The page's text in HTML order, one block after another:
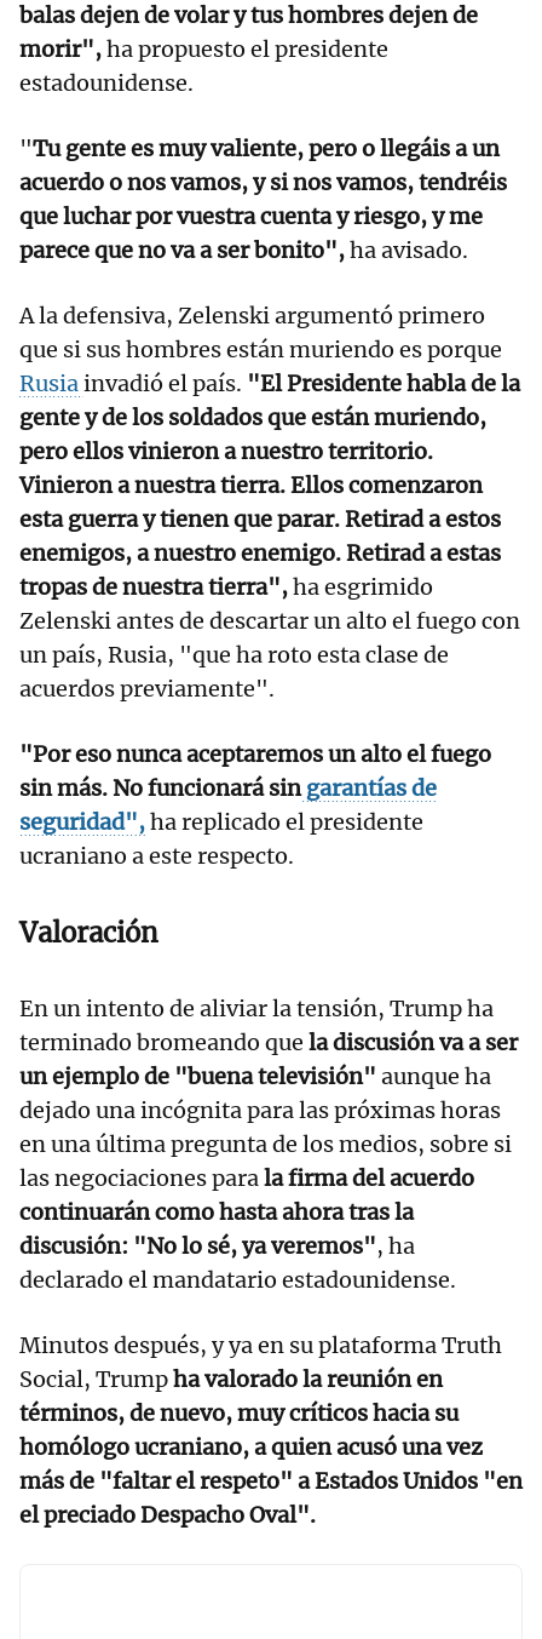
balas dejen de volar y tus hombres dejen de
morir",ha propuesto el presidente
estadounidense.
"Tu gente es muy valiente, pero o llegáis a un
acuerdo o nos vamos, y si nos vamos, tendréis
que luchar por vuestra cuenta y riesgo, y me
parece que no va a ser bonito",ha avisado.
A la defensiva, Zelenski argumentó primero
que si sus hombres están muriendo es porque
Rusiainvadió el país. "El Presidente habla de la
gente y de los soldados que están muriendo,
pero ellos vinieron a nuestro territorio.
Vinieron a nuestra tierra. Ellos comenzaron
esta guerra y tienen que parar. Retirad a estos
enemigos, a nuestro enemigo. Retirad a estas
tropas de nuestra tierra",ha esgrimido
Zelenski antes de descartar un alto el fuego con
un país, Rusia, "que ha roto esta clase de
acuerdos previamente".
"Por eso nunca aceptaremos un alto el fuego
sin más. No funcionará singarantías de
seguridad",ha replicado el presidente
ucraniano a este respecto.
Valoración
En un intento de aliviar la tensión, Trump ha
terminado bromeando que la discusión va a ser
un ejemplo de "buena televisión" aunque ha
dejado una incógnita para las próximas horas
en una última pregunta de los medios, sobre si
las negociaciones parala firma del acuerdo
continuarán como hasta ahora tras la
discusión: "No lo sé, ya veremos", ha
declarado el mandatario estadounidense.
Minutos después, y ya en su plataforma Truth
Social, Trumpha valorado la reunión en
términos, de nuevo, muy críticos hacia su
homólogo ucraniano, a quien acusó una vez
más de "faltar el respeto" a Estados Unidos "en
el preciado Despacho Oval".